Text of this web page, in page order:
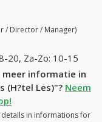
/ Director / Manager)
20, Za-Zo: 10-15
informatie in
(H?tel Les)"? Neem
in informations for